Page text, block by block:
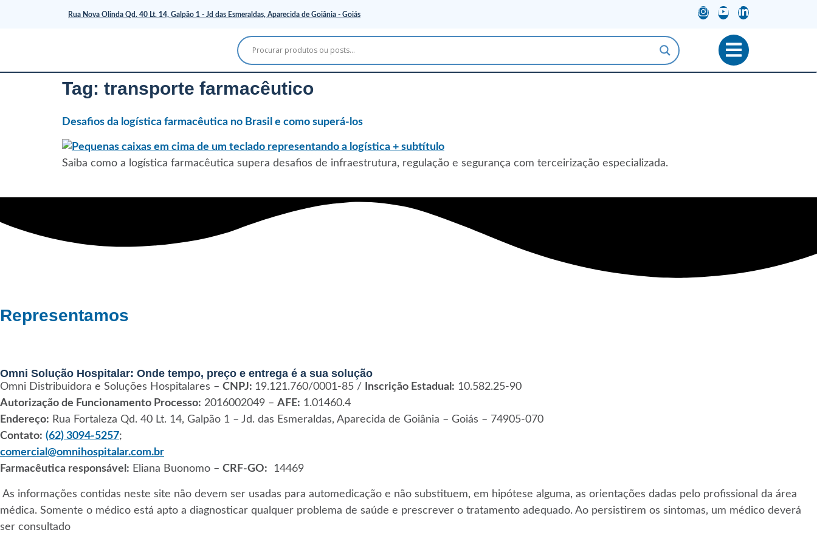
Rua Nova Olinda Qd. 40 Lt. 14, Galpão 1 - Jd das Esmeraldas, Aparecida de Goiânia - Goiás
Tag: transporte farmacêutico
Desafios da logística farmacêutica no Brasil e como superá-los
Saiba como a logística farmacêutica supera desafios de infraestrutura, regulação e segurança com terceirização especializada.
Representamos
Omni Solução Hospitalar: Onde tempo, preço e entrega é a sua solução
Omni Distribuidora e Soluções Hospitalares – CNPJ: 19.121.760/0001-85 / Inscrição Estadual: 10.582.25-90
Autorização de Funcionamento Processo: 2016002049 – AFE: 1.01460.4
Endereço: Rua Fortaleza Qd. 40 Lt. 14, Galpão 1 – Jd. das Esmeraldas, Aparecida de Goiânia – Goiás – 74905-070
Contato: (62) 3094-5257;
comercial@omnihospitalar.com.br
Farmacêutica responsável: Eliana Buonomo – CRF-GO: 14469
As informações contidas neste site não devem ser usadas para automedicação e não substituem, em hipótese alguma, as orientações dadas pelo profissional da área
médica. Somente o médico está apto a diagnosticar qualquer problema de saúde e prescrever o tratamento adequado. Ao persistirem os sintomas, um médico deverá
ser consultado